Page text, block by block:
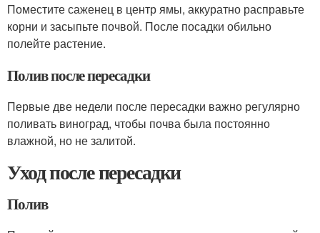
Поместите саженец в центр ямы, аккуратно расправьте
корни и засыпьте почвой. После посадки обильно
полейте растение.
Полив после пересадки
Первые две недели после пересадки важно регулярно
поливать виноград, чтобы почва была постоянно
влажной, но не залитой.
Уход после пересадки
Полив